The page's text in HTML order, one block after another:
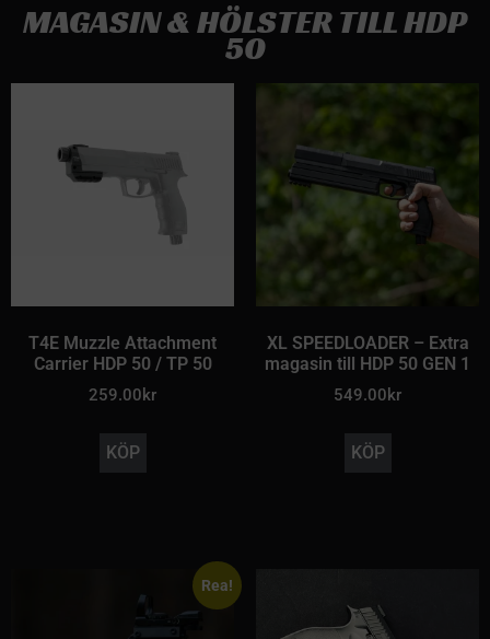
MAGASIN & HÖLSTER TILL HDP
50
T4E Muzzle Attachment
Carrier HDP 50 / TP 50
259.00 kr
KÖP
XL SPEEDLOADER – Extra
magasin till HDP 50 GEN 1
549.00 kr
KÖP
Rea!